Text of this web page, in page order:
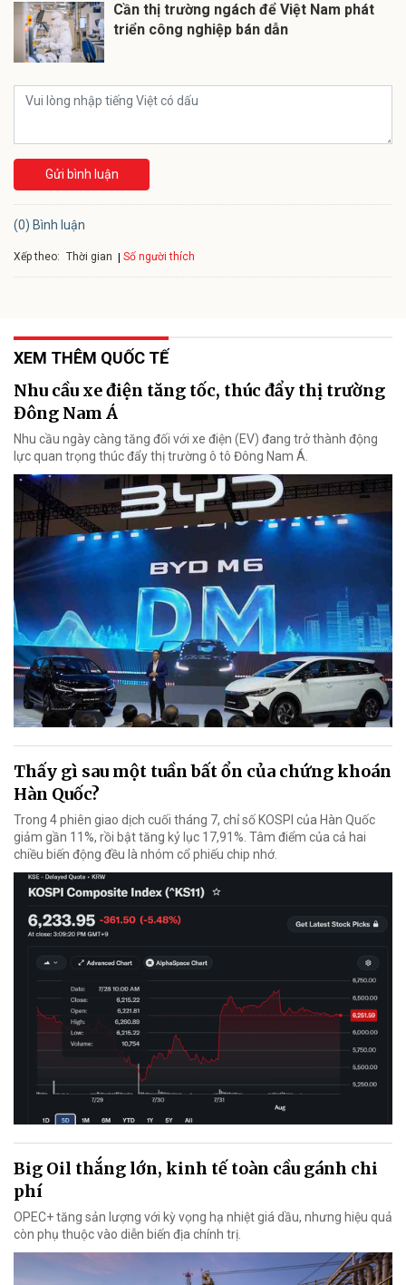
Cần thị trường ngách để Việt Nam phát
triển công nghiệp bán dẫn
Gửi bình luận
(0) Bình luận
Xếp theo: Thời gian Số người thích
XEM THÊM QUỐC TẾ
Nhu cầu xe điện tăng tốc, thúc đẩy thị trường
Đông Nam Á
Nhu cầu ngày càng tăng đối với xe điện (EV) đang trở thành động
lực quan trọng thúc đẩy thị trường ô tô Đông Nam Á.
Thấy gì sau một tuần bất ổn của chứng khoán
Hàn Quốc?
Trong 4 phiên giao dịch cuối tháng 7, chỉ số KOSPI của Hàn Quốc
giảm gần 11%, rồi bật tăng kỷ lục 17,91%. Tâm điểm của cả hai
chiều biến động đều là nhóm cổ phiếu chip nhớ.
Big Oil thắng lớn, kinh tế toàn cầu gánh chi
phí
OPEC+ tăng sản lượng với kỳ vọng hạ nhiệt giá dầu, nhưng hiệu quả
còn phụ thuộc vào diễn biến địa chính trị.